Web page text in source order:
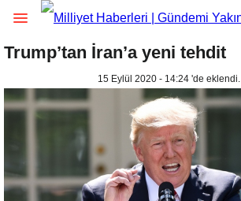
Trump’tan İran’a yeni tehdit
15 Eylül 2020 - 14:24 'de eklendi.